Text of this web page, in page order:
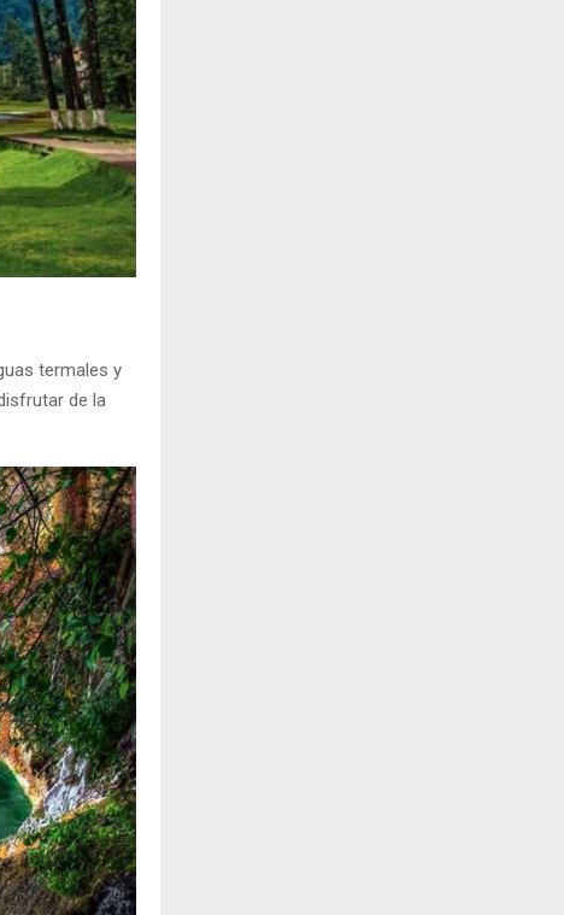
termales y
de la